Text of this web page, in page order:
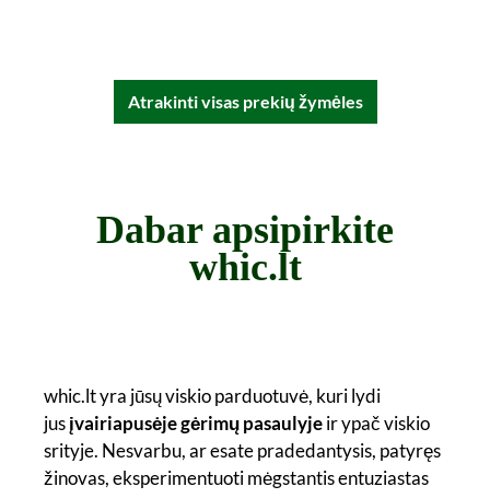
Atrakinti visas prekių žymėles
Dabar apsipirkite
whic.lt
whic.lt yra jūsų viskio parduotuvė, kuri lydi
jusįvairiapusėje gėrimų pasaulyjeir ypač viskio
srityje. Nesvarbu, ar esate pradedantysis, patyręs
žinovas, eksperimentuoti mėgstantis entuziastas